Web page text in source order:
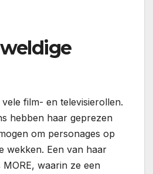
film- en televisierollen.
hebben haar geprezen
om personages op
wekken. Een van haar
waarin ze een